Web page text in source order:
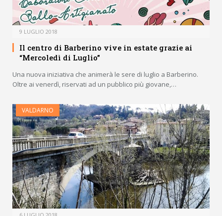
9 LUGLIO 2018
Il centro di Barberino vive in estate grazie ai
“Mercoledì di Luglio”
Una nuova iniziativa che animerà le sere di luglio a Barberino.
Oltre ai venerdì, riservati ad un pubblico più giovane,…
VALDARNO